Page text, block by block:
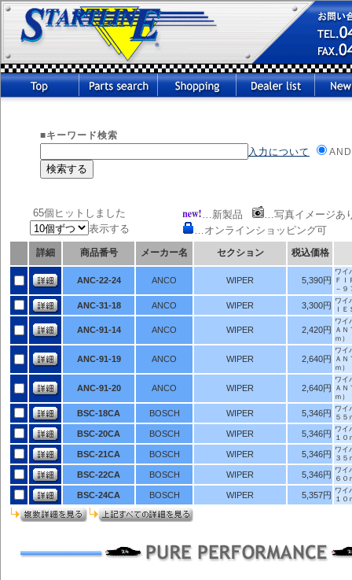
■キーワード検索
入力について
AND
65個ヒットしました
表示する
…新製品
…写真イメージあ
…オンラインショッピング可
詳細 商品番号 メーカー名 セクション 税込価格
ANC-22-24 ANCO WIPER 5,390円
ワ
Ｆ
－９
ANC-31-18 ANCO WIPER 3,300円 ワイ
Ｉ
ANC-91-14 ANCO WIPER 2,420円
ワ
Ａ
ｍ）
ANC-91-19 ANCO WIPER 2,640円
ワ
Ａ
ｍ）
ANC-91-20 ANCO WIPER 2,640円
ワ
Ａ
ｍ）
BSC-18CA BOSCH WIPER 5,346円 ワイ
５５
BSC-20CA BOSCH WIPER 5,346円 ワイ
１０
BSC-21CA BOSCH WIPER 5,346円 ワイ
３５
BSC-22CA BOSCH WIPER 5,346円 ワイ
６０
BSC-24CA BOSCH WIPER 5,357円 ワイ
１０